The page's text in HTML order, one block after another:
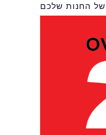
החנות שלכם